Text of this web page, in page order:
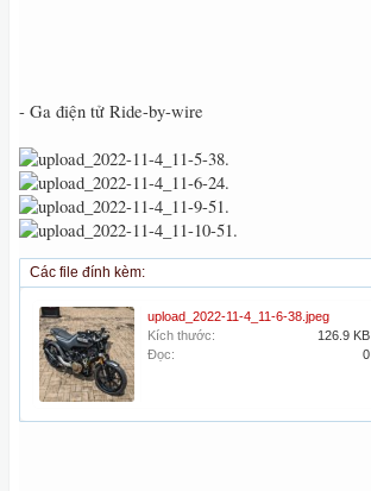
- Ga điện tử Ride-by-wire
Các file đính kèm:
upload_2022-11-4_11-6-38.jpeg
Kích thước:
126.9 KB
Đọc:
0